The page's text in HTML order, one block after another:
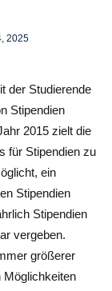
legitim
2025
der Studierende
Stipendien
2015 zielt die
für Stipendien zu
ein
Stipendien
Stipendien
vergeben.
größerer
Möglichkeiten